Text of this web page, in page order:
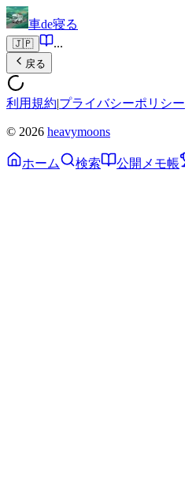
車de寝る
🇯🇵 ...
戻る
利用規約|プライバシーポリシー
© 2026 heavymoons
ホーム 検索 公開メモ帳